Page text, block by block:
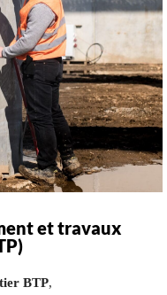
et travaux
BTP,